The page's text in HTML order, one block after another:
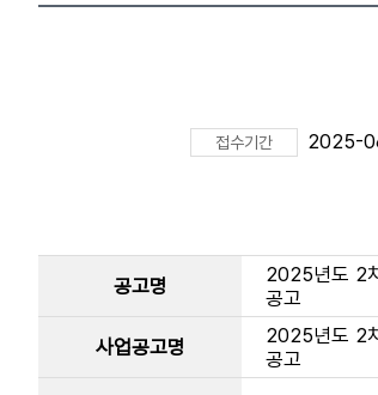
접수기간 2025-
공고명
2025년도 2
공고
사업공고명
2025년도 2
공고